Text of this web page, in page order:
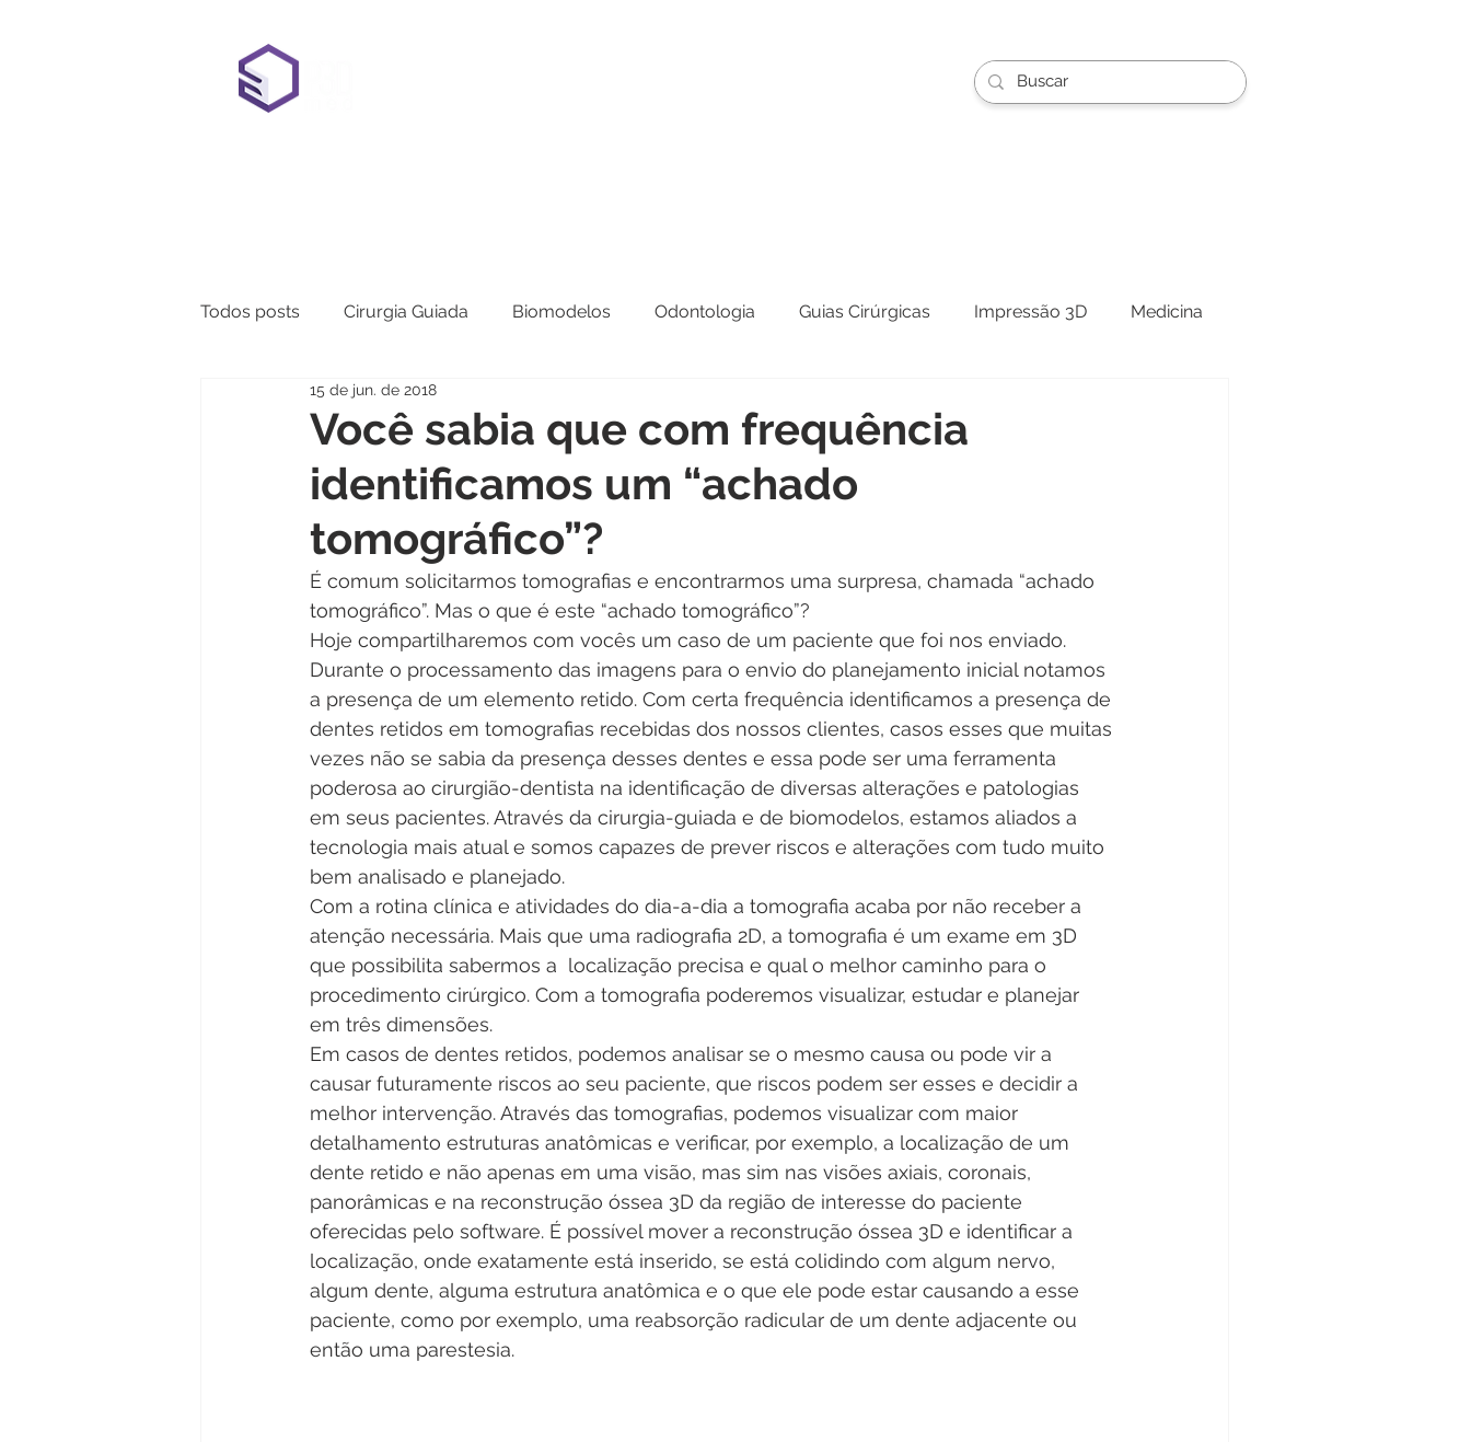
Todos posts Cirurgia Guiada Biomodelos Odontologia Guias Cirúrgicas Impressão 3D Medicina
Realidade Aumentada
Você sabia que com frequência
identificamos um “achado
tomográfico”?
15 de jun. de 2018
É comum solicitarmos tomografias e encontrarmos uma surpresa, chamada “achado
tomográfico”. Mas o que é este “achado tomográfico”?
Hoje compartilharemos com vocês um caso de um paciente que foi nos enviado.
Durante o processamento das imagens para o envio do planejamento inicial notamos
a presença de um elemento retido. Com certa frequência identificamos a presença de
dentes retidos em tomografias recebidas dos nossos clientes, casos esses que muitas
vezes não se sabia da presença desses dentes e essa pode ser uma ferramenta
poderosa ao cirurgião-dentista na identificação de diversas alterações e patologias
em seus pacientes. Através da cirurgia-guiada e de biomodelos, estamos aliados a
tecnologia mais atual e somos capazes de prever riscos e alterações com tudo muito
bem analisado e planejado.
Com a rotina clínica e atividades do dia-a-dia a tomografia acaba por não receber a
atenção necessária. Mais que uma radiografia 2D, a tomografia é um exame em 3D
que possibilita sabermos a  localização precisa e qual o melhor caminho para o
procedimento cirúrgico. Com a tomografia poderemos visualizar, estudar e planejar
em três dimensões.
Em casos de dentes retidos, podemos analisar se o mesmo causa ou pode vir a
causar futuramente riscos ao seu paciente, que riscos podem ser esses e decidir a
melhor intervenção. Através das tomografias, podemos visualizar com maior
detalhamento estruturas anatômicas e verificar, por exemplo, a localização de um
dente retido e não apenas em uma visão, mas sim nas visões axiais, coronais,
panorâmicas e na reconstrução óssea 3D da região de interesse do paciente
oferecidas pelo software. É possível mover a reconstrução óssea 3D e identificar a
localização, onde exatamente está inserido, se está colidindo com algum nervo,
algum dente, alguma estrutura anatômica e o que ele pode estar causando a esse
paciente, como por exemplo, uma reabsorção radicular de um dente adjacente ou
então uma parestesia.